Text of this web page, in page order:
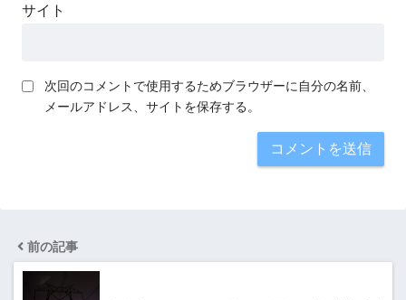
サイト
次回のコメントで使用するためブラウザーに自分の名前、
メールアドレス、サイトを保存する。
前の記事